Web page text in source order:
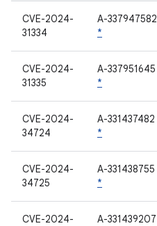
CVE-2024-
31334
A-337947582
*
CVE-2024-
31335
A-337951645
*
CVE-2024-
34724
A-331437482
*
CVE-2024-
34725
A-331438755
*
CVE-2024-
A-331439207